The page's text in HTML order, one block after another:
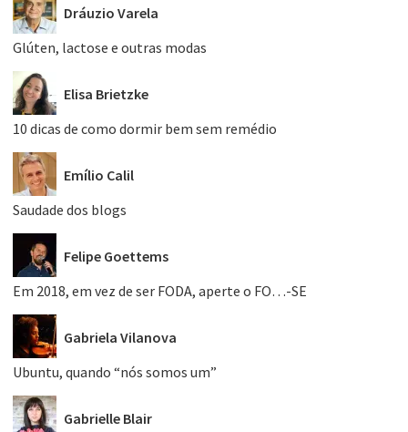
Dráuzio Varela
Glúten, lactose e outras modas
Elisa Brietzke
10 dicas de como dormir bem sem remédio
Emílio Calil
Saudade dos blogs
Felipe Goettems
Em 2018, em vez de ser FODA, aperte o FO…-SE
Gabriela Vilanova
Ubuntu, quando “nós somos um”
Gabrielle Blair